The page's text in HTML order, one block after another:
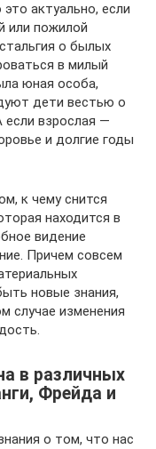
актуально, если
или пожилой
о былых
в милый
юная особа,
дети вестью о
взрослая —
и долгие годы
к чему снится
находится в
видение
Причем совсем
новые знания,
случае изменения
в различных
Фрейда и
о том, что нас